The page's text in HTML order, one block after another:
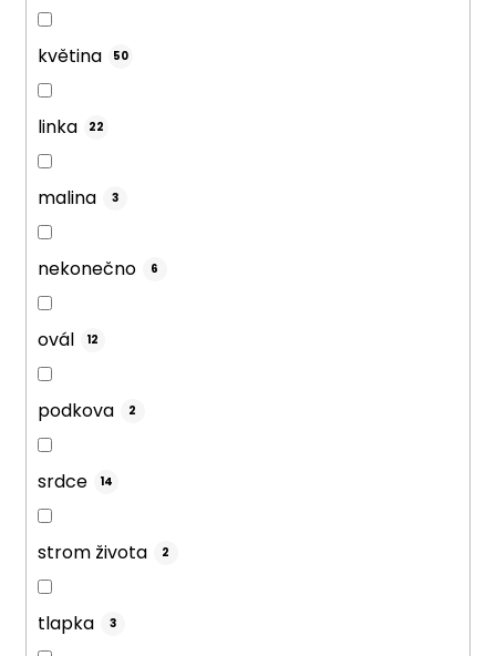
květina 50
linka 22
malina 3
nekonečno 6
ovál 12
podkova 2
srdce 14
strom života 2
tlapka 3